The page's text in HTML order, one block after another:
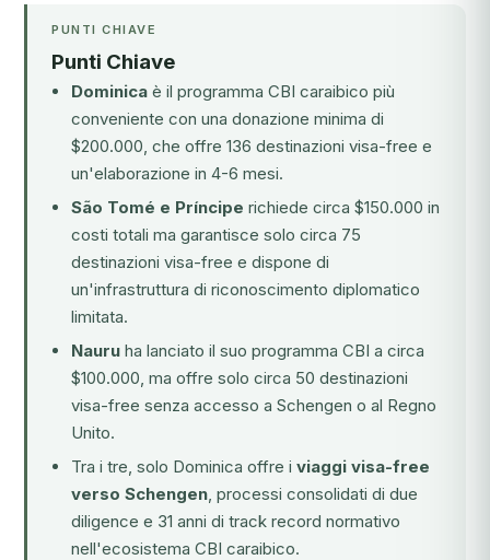
PUNTI CHIAVE
Punti Chiave
Dominica è il programma CBI caraibico più
conveniente con una donazione minima di
$200.000, che offre 136 destinazioni visa-free e
un'elaborazione in 4-6 mesi.
São Tomé e Príncipe richiede circa $150.000 in
costi totali ma garantisce solo circa 75
destinazioni visa-free e dispone di
un'infrastruttura di riconoscimento diplomatico
limitata.
Nauru ha lanciato il suo programma CBI a circa
$100.000, ma offre solo circa 50 destinazioni
visa-free senza accesso a Schengen o al Regno
Unito.
Tra i tre, solo Dominica offre i viaggi visa-free
verso Schengen, processi consolidati di due
diligence e 31 anni di track record normativo
nell'ecosistema CBI caraibico.